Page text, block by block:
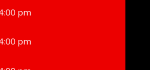
pm
pm